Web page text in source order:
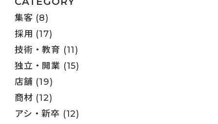
集客 (8)
採用 (17)
技術・教育 (11)
独立・開業 (15)
店舗 (19)
商材 (12)
アシ・新卒 (12)